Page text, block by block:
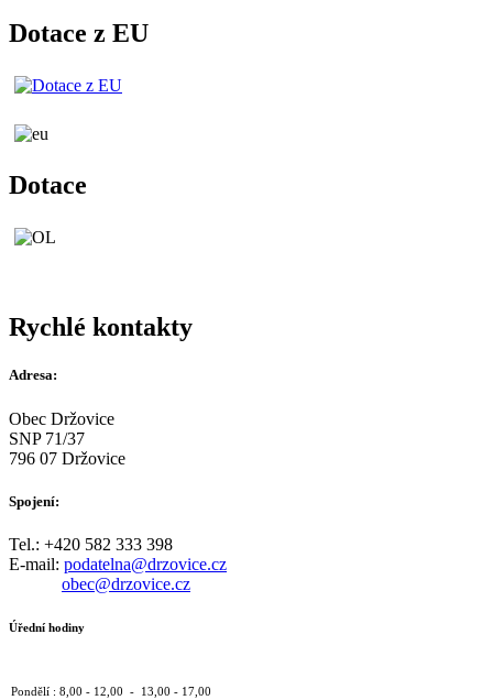
Dotace z EU
Dotace
Rychlé kontakty
Adresa:
Obec Držovice
SNP 71/37
796 07 Držovice
Spojení:
Tel.: +420 582 333 398
E-mail: podatelna@drzovice.cz
obec@drzovice.cz
Úřední hodiny
Pondělí : 8,00 - 12,00 - 13,00 - 17,00